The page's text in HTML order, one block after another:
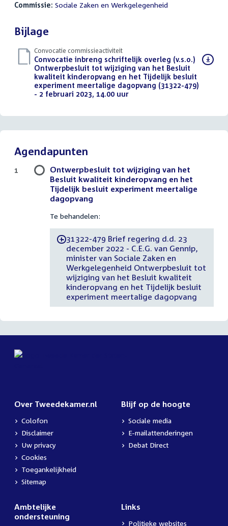
Commissie: Sociale Zaken en Werkgelegenheid
Bijlage
Convocatie commissieactiviteit
Download
bestand:
Convocatie inbreng schriftelijk overleg (v.s.o.)
Ontwerpbesluit tot wijziging van het Besluit
kwaliteit kinderopvang en het Tijdelijk besluit
experiment meertalige dagopvang (31322-479)
- 2 februari 2023, 14.00 uur(PDF)
Agendapunten
Ontwerpbesluit tot wijziging van het
Besluit kwaliteit kinderopvang en het
Tijdelijk besluit experiment meertalige
dagopvang
Te behandelen:
-31322-479 Brief regering d.d. 23
december 2022 - C.E.G. van Gennip,
minister van Sociale Zaken en
Werkgelegenheid Ontwerpbesluit tot
wijziging van het Besluit kwaliteit
kinderopvang en het Tijdelijk besluit
experiment meertalige dagopvang
1
Over Tweedekamer.nl
Colofon
Disclaimer
Uw privacy
Cookies
Toegankelijkheid
Sitemap
Blijf op de hoogte
Sociale media
E-mailattenderingen
Debat Direct
Ambtelijke
ondersteuning
Links
Politieke websites